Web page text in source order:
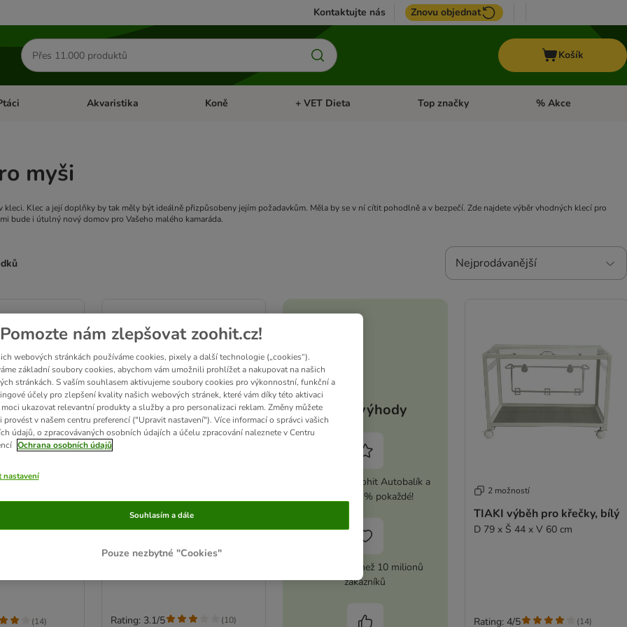
Kontaktujte nás Znovu objednat
Hledat
produkty
Košík
menu: Malá zvířataOtevřít menu: Ptáci
Akvaristika Otevřít menu: Akvaristika
Koně Otevřít menu: Koně
+ VET Dieta Otevřít menu: + VET Dieta
Top značky Otevřít menu: Top
% Akce
myši
kleci. Klec a její doplňky by tak měly být ideálně přizpůsobeny jejím požadavkům. Měla by se v ní cítit pohodlně a v bezpečí. Zde najdete výběr vhodných klecí pro
bude i útulný nový domov pro Vašeho malého kamaráda.
Nejprodávanější
křečky, bílý
cm
(14)
TIAKI klec pro malá zvířata
zvířecí království
Rating: 3.1/5 (10)
Vaše výhody
Aktivujte si zoohit Autobalík a
ušetřete 5 % pokaždé!
Důvěra více než 10 milionů
zákazníků
2 možností
TIAKI výběh pro křečky, bílý
D 79 x Š 44 x V 60 cm
Rating: 4/5 (14)
Pomozte nám zlepšovat zoohit.cz!
webových stránkách používáme cookies, pixely a další technologie („cookies“).
základní soubory cookies, abychom vám umožnili prohlížet a nakupovat na našich
stránkách. S vaším souhlasem aktivujeme soubory cookies pro výkonnostní, funkční a
účely pro zlepšení kvality našich webových stránek, které vám díky této aktivaci
ukazovat relevantní produkty a služby a pro personalizaci reklam. Změny můžete
provést v našem centru preferencí ("Upravit nastavení"). Více informací o správci vašich
údajů, o zpracovávaných osobních údajích a účelu zpracování naleznete v Centru
Ochrana osobních údajů
nastavení
Pouze nezbytné "Cookies"
Souhlasím a dále